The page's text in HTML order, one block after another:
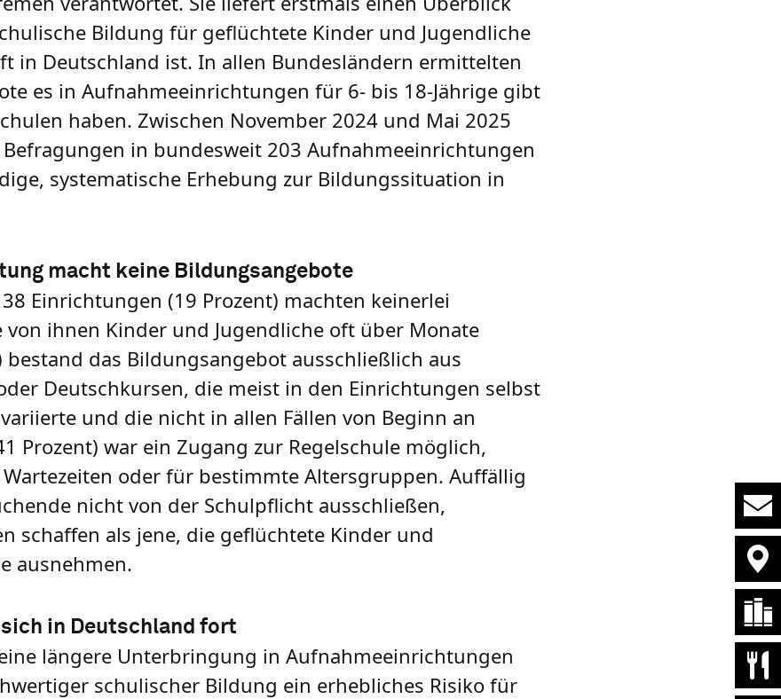
Bildung für geflüchtete Kinder und Jugendliche
in Deutschland ist. In allen Bundesländern ermittelten
es in Aufnahmeeinrichtungen für 6- bis 18-Jährige gibt
haben. Zwischen November 2024 und Mai 2025
in bundesweit 203 Aufnahmeeinrichtungen
systematische Erhebung zur Bildungssituation in
macht keine Bildungsangebote
Einrichtungen (19 Prozent) machten keinerlei
ihnen Kinder und Jugendliche oft über Monate
das Bildungsangebot ausschließlich aus
Deutschkursen, die meist in den Einrichtungen selbst
und die nicht in allen Fällen von Beginn an
Prozent) war ein Zugang zur Regelschule möglich,
oder für bestimmte Altersgruppen. Auffällig
nicht von der Schulpflicht ausschließen,
schaffen als jene, die geflüchtete Kinder und
ausnehmen.
in Deutschland fort
längere Unterbringung in Aufnahmeeinrichtungen
schulischer Bildung ein erhebliches Risiko für